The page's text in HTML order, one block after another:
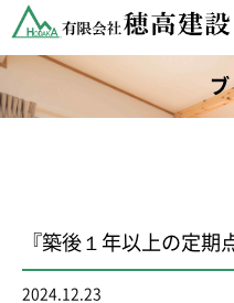
『築後１年以上の定期
2024.12.23